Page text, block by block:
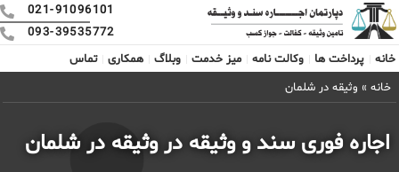
021-91096101
093-39535772
خانه
پرداخت ها وکالت نامه میز خدمت وبلاگ همکاری
تماس
خانه » وثیقه در شلمان
اجاره فوری سند و وثیقه در وثیقه در شلمان